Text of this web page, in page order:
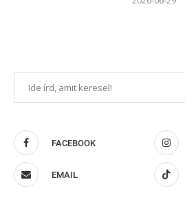
FACEBOOK
EMAIL